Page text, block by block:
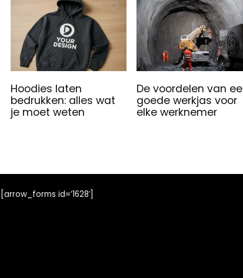
Hoodies laten
bedrukken: alles wat
je moet weten
De voordelen van
goede werkjas voor
elke werknemer
[arrow_forms id=’1628′]